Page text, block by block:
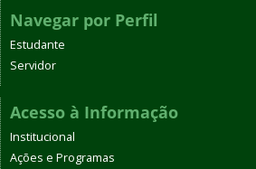
Navegar por Perfil
Estudante
Servidor
Acesso à Informação
Institucional
Ações e Programas